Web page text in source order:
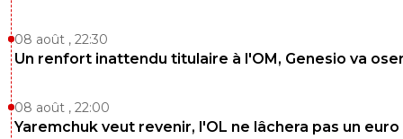
mopi69
0+ Répondre
08 août , 22:30
Un renfort inattendu titulaire à l'OM, Genesio va
08 août , 22:00
Yaremchuk veut revenir, l'OL ne lâchera pas un euro